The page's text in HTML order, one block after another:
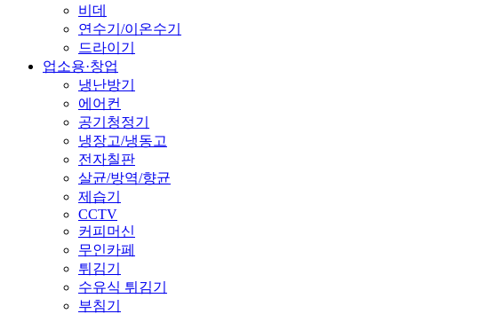
비데
연수기/이온수기
드라이기
업소용·창업
냉난방기
에어컨
공기청정기
냉장고/냉동고
전자칠판
살균/방역/향균
제습기
CCTV
커피머신
무인카페
튀김기
수유식 튀김기
부침기